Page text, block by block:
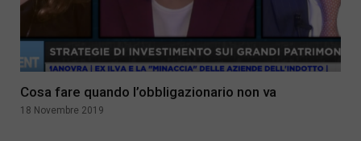
Cosa fare quando l’obbligazionario non va
18 Novembre 2019